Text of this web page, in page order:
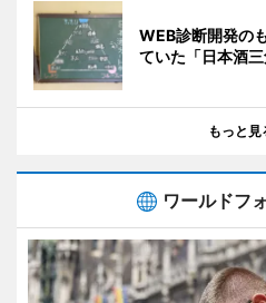
WEB診断開発の
ていた「日本酒
もっと見
ワールドフ